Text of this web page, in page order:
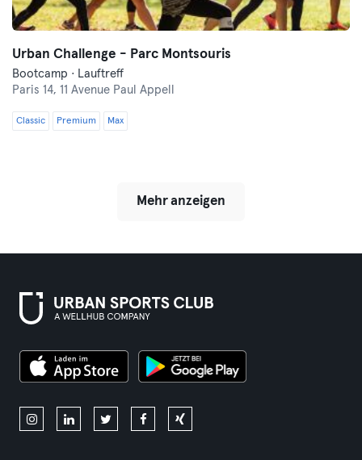
Urban Challenge - Parc Montsouris
Bootcamp · Lauftreff
Paris 14, 11 Avenue Paul Appell
Classic Premium Max
Mehr anzeigen